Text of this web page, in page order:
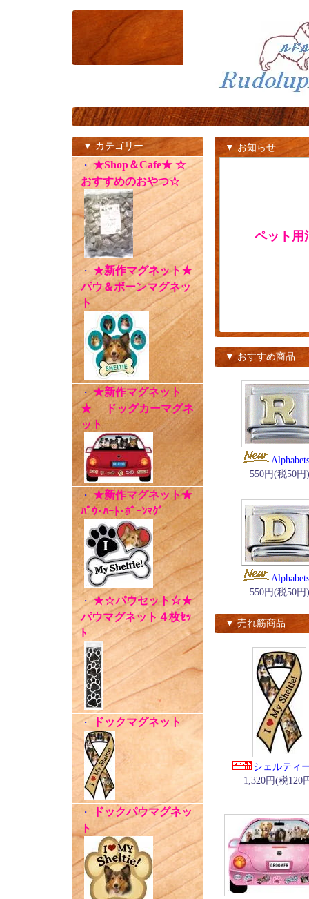
▼ カテゴリー
・ ★Shop＆Cafe★ ☆
おすすめのおやつ☆
・ ★新作マグネット★
パウ＆ボーンマグネッ
ト
・★新作マグネット
★ ドッグカーマグネ
ット
・ ★新作マグネット★
ﾊﾟｳ･ﾊｰﾄ･ﾎﾞｰﾝﾏｸﾞ
・★☆パウセット☆★
パウマグネット４枚ｾｯ
ﾄ
・ドックマグネット
・
ドックパウマグネッ
ト
▼ お知らせ
ペット用
▼ おすすめ商品
550円(税50円)
550円(税50円)
▼ 売れ筋商品
シェルティ
1,320円(税120